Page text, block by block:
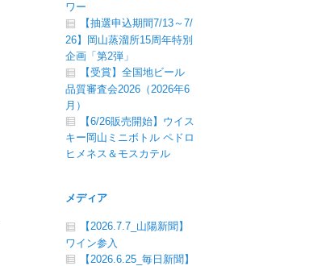
ワー
【抽選申込期間7/13～7/
26】岡山蒸溜所15周年特別
企画「第2弾」
【受賞】全国地ビール
品質審査会2026（2026年6
月）
【6/26販売開始】ウイス
キー岡山ミニボトル ペドロ
ヒメネス＆モスカテル
メディア
【2026.7.7_山陽新聞】
ワイン参入
【2026.6.25_毎日新聞】